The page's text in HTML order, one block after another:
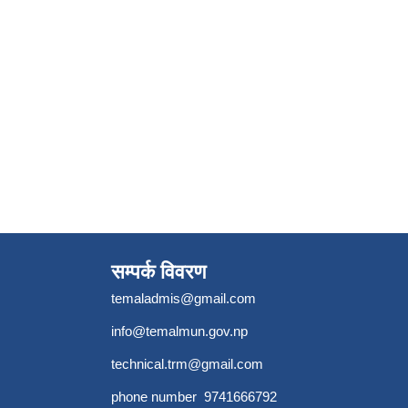
सम्पर्क विवरण
temaladmis@gmail.com
info@temalmun.gov.np
technical.trm@gmail.com
phone number 9741666792